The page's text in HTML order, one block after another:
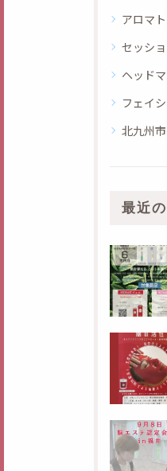
アロマ
セッシ
ヘッド
フェイ
北九州
最近